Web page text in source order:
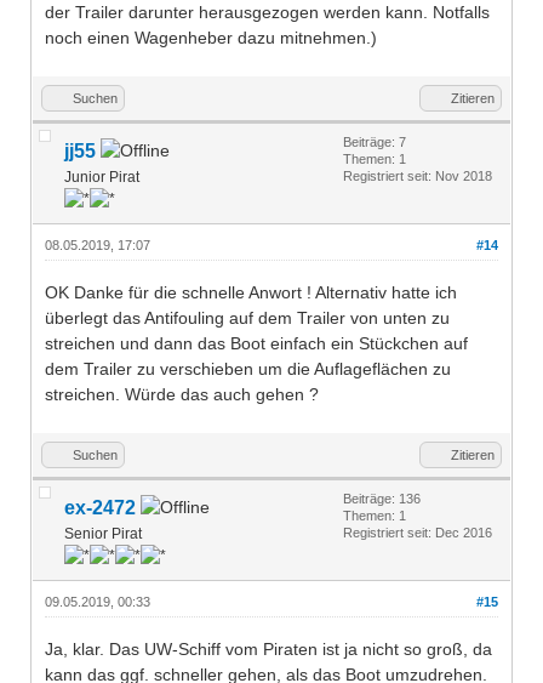
der Trailer darunter herausgezogen werden kann. Notfalls
noch einen Wagenheber dazu mitnehmen.)
Suchen Zitieren
jj55
Junior Pirat
Beiträge: 7
Themen: 1
Registriert seit: Nov 2018
#14
08.05.2019, 17:07
OK Danke für die schnelle Anwort ! Alternativ hatte ich
überlegt das Antifouling auf dem Trailer von unten zu
streichen und dann das Boot einfach ein Stückchen auf
dem Trailer zu verschieben um die Auflageflächen zu
streichen. Würde das auch gehen ?
Suchen Zitieren
ex-2472
Senior Pirat
Beiträge: 136
Themen: 1
Registriert seit: Dec 2016
#15
09.05.2019, 00:33
Ja, klar. Das UW-Schiff vom Piraten ist ja nicht so groß, da
kann das ggf. schneller gehen, als das Boot umzudrehen.